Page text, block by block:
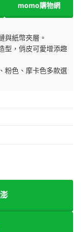
momo購物網
與紙幣夾層。
型，俏皮可愛增添趣
粉色、摩卡色多款選